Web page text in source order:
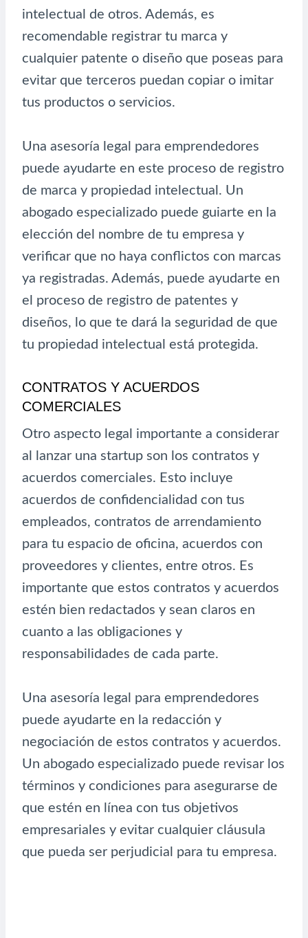
intelectual de otros. Además, es
recomendable registrar tu marca y
cualquier patente o diseño que poseas para
evitar que terceros puedan copiar o imitar
tus productos o servicios.
Una asesoría legal para emprendedores
puede ayudarte en este proceso de registro
de marca y propiedad intelectual. Un
abogado especializado puede guiarte en la
elección del nombre de tu empresa y
verificar que no haya conflictos con marcas
ya registradas. Además, puede ayudarte en
el proceso de registro de patentes y
diseños, lo que te dará la seguridad de que
tu propiedad intelectual está protegida.
CONTRATOS Y ACUERDOS
COMERCIALES
Otro aspecto legal importante a considerar
al lanzar una startup son los contratos y
acuerdos comerciales. Esto incluye
acuerdos de confidencialidad con tus
empleados, contratos de arrendamiento
para tu espacio de oficina, acuerdos con
proveedores y clientes, entre otros. Es
importante que estos contratos y acuerdos
estén bien redactados y sean claros en
cuanto a las obligaciones y
responsabilidades de cada parte.
Una asesoría legal para emprendedores
puede ayudarte en la redacción y
negociación de estos contratos y acuerdos.
Un abogado especializado puede revisar los
términos y condiciones para asegurarse de
que estén en línea con tus objetivos
empresariales y evitar cualquier cláusula
que pueda ser perjudicial para tu empresa.